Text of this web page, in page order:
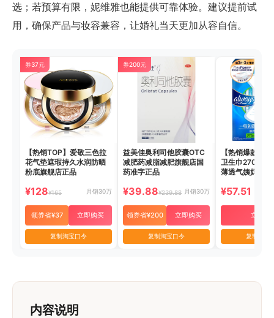
选；若预算有限，妮维雅也能提供可靠体验。建议提前试
用，确保产品与妆容兼容，让婚礼当天更加从容自信。
券37元
【热销TOP】爱敬三色拉
花气垫遮瑕持久水润防晒
粉底旗舰店正品
¥128¥165 月销30万
领券省¥37 立即购买
复制淘宝口令
券200元
益美佳奥利司他胶囊OTC
减肥药减脂减肥旗舰店国
药准字正品
¥39.88¥239.88 月销30万
领券省¥200 立即购买
复制淘宝口令
【热销爆款】
卫生巾270mm
薄透气姨妈巾
¥57.51
立即购
复制淘宝
内容说明